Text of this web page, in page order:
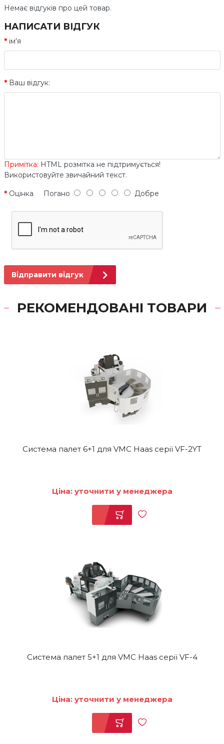
Немає відгуків про цей товар.
НАПИСАТИ ВІДГУК
ім'я
Ваш відгук:
Примітка: HTML розмітка не підтримується!
Використовуйте звичайний текст.
Оцінка Погано Добре
Відправити відгук
РЕКОМЕНДОВАНІ ТОВАРИ
Система палет 6+1 для VMC Haas серії VF-2YT
Ціна: уточнити у менеджера
Система палет 5+1 для VMC Haas серії VF-4
Ціна: уточнити у менеджера